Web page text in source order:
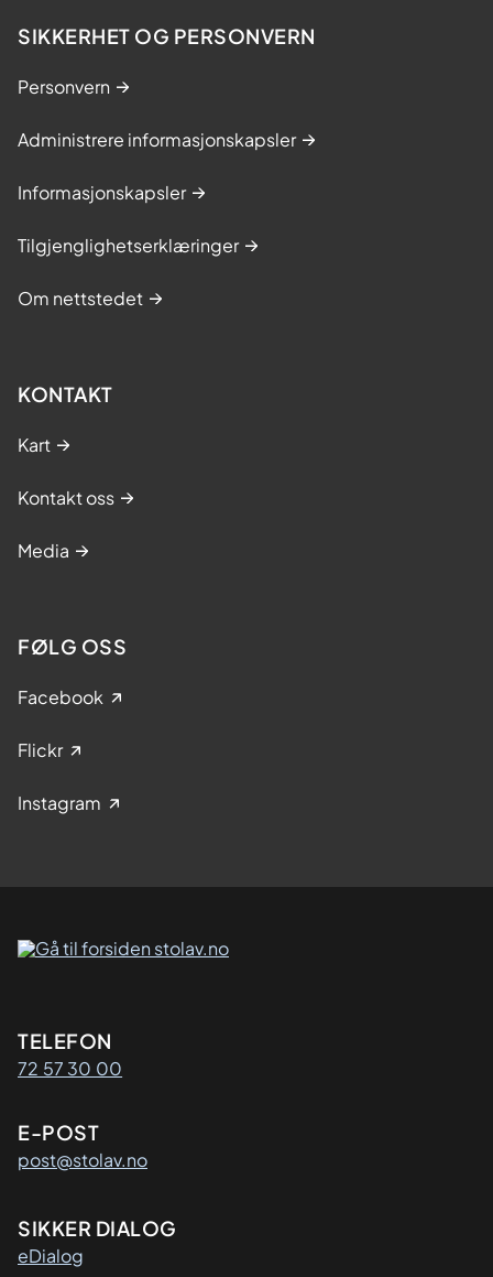
SIKKERHET OG PERSONVERN
Personvern
Administrere informasjonskapsler
Informasjonskapsler
Tilgjenglighetserklæringer
Om nettstedet
KONTAKT
Kart
Kontakt oss
Media
FØLG OSS
Facebook
Flickr
Instagram
Kontaktinformasjon
TELEFON
72 57 30 00
E-POST
post@stolav.no
SIKKER DIALOG
eDialog